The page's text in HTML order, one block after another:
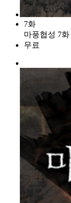
7화
마풍협성 7화
무료